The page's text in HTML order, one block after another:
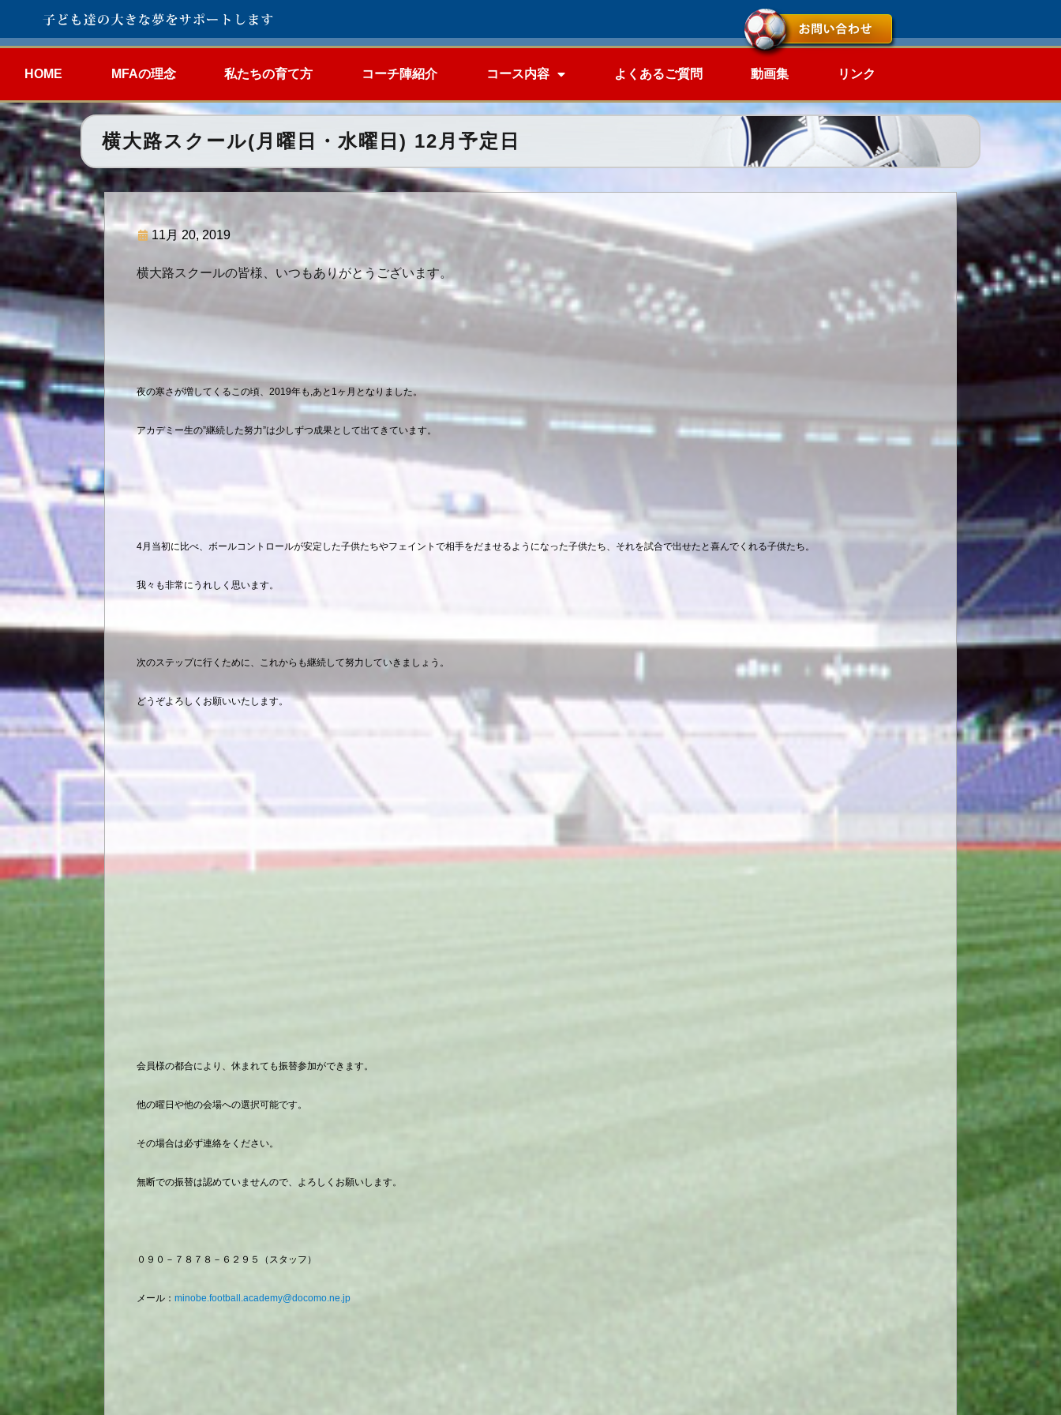
HOME MFAの理念 私たちの育て方 コーチ陣紹介 コース内容 よくあるご質問 動画集 リンク
横大路スクール(月曜日・水曜日) 12月予定日
11月 20, 2019
横大路スクールの皆様、いつもありがとうございます。
夜の寒さが増してくるこの頃、2019年も,あと1ヶ月となりました。
アカデミー生の”継続した努力”は少しずつ成果として出てきています。
4月当初に比べ、ボールコントロールが安定した子供たちやフェイントで相手をだませるようになった子供たち、それを試合で出せたと喜んでくれる子供たち。
我々も非常にうれしく思います。
次のステップに行くために、これからも継続して努力していきましょう。
どうぞよろしくお願いいたします。
会員様の都合により、休まれても振替参加ができます。
他の曜日や他の会場への選択可能です。
その場合は必ず連絡をください。
無断での振替は認めていませんので、よろしくお願いします。
０９０－７８７８－６２９５（スタッフ）
メール： minobe.football.academy@docomo.ne.jp